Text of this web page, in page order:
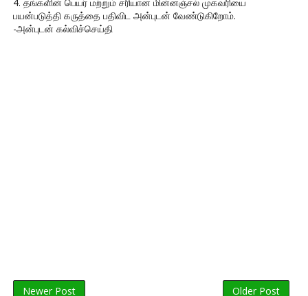
4. தங்களின் பெயர் மற்றும் சரியான மின்னஞ்சல் முகவரியை
பயன்படுத்தி கருத்தை பதிவிட அன்புடன் வேண்டுகிறோம்.
-அன்புடன் கல்விச்செய்தி
Newer Post Older Post